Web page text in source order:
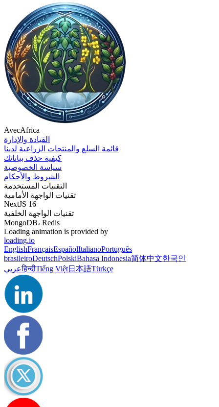
AvecAfrica
القيادة والإدارة
قائمة السلع والمنتجات الزراعية لدينا
كيفية حذف بياناتك
سياسة الخصوصية
الشروط والأحكام
التقنيات المستخدمة
تقنيات الواجهة الأمامية
NextJS 16
تقنيات الواجهة الخلفية
MongoDB، Redis
Loading animation is provided by
loading.io
EnglishFrançaisEspañolItalianoPortuguês
brasileiroDeutschPolskiBahasa Indonesia简体中文한국인
عربيहिन्दीTiếng Việt日本語Türkçe